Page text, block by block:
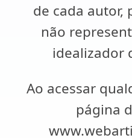
de cada autor,
não
idealizador
Ao acessar
página